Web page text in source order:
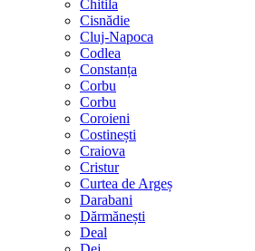
Chitila
Cisnădie
Cluj-Napoca
Codlea
Constanța
Corbu
Corbu
Coroieni
Costinești
Craiova
Cristur
Curtea de Argeș
Darabani
Dărmănești
Deal